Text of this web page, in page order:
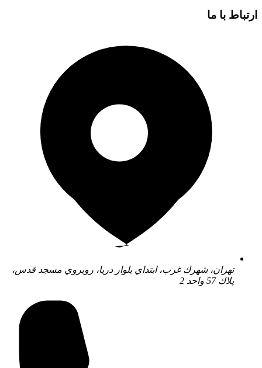
ارتباط با ما
تهران، شهرك غرب، ابتداي بلوار دريا، روبروي مسجد قدس،
پلاك 57 واحد 2